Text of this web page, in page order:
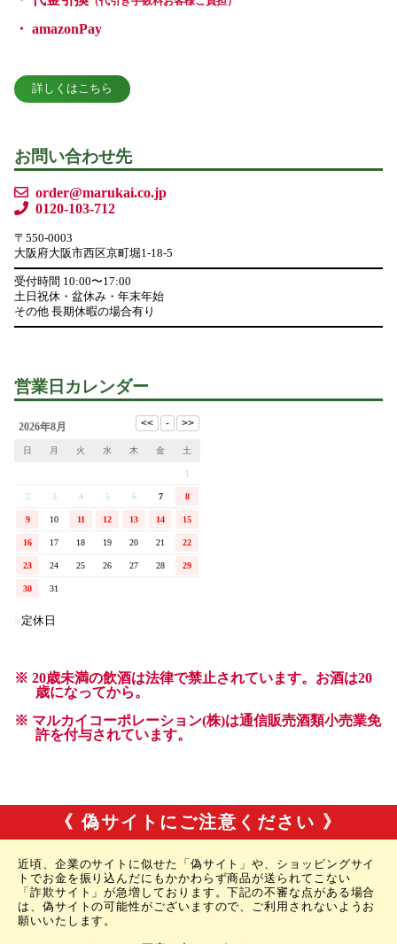
《 偽サイトにご注意ください 》
近頃、企業のサイトに似せた「偽サイト」や、ショッピングサイ
トでお金を振り込んだにもかかわらず商品が送られてこない
「詐欺サイト」が急増しております。下記の不審な点がある場合
は、偽サイトの可能性がございますので、ご利用されないようお
願いいたします。